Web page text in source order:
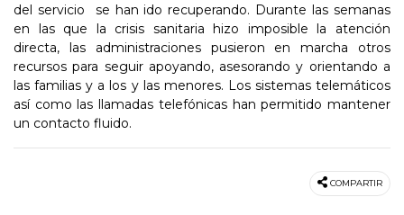
del servicio se han ido recuperando. Durante las semanas
en las que la crisis sanitaria hizo imposible la atención
directa, las administraciones pusieron en marcha otros
recursos para seguir apoyando, asesorando y orientando a
las familias y a los y las menores. Los sistemas telemáticos
así como las llamadas telefónicas han permitido mantener
un contacto fluido.
COMPARTIR